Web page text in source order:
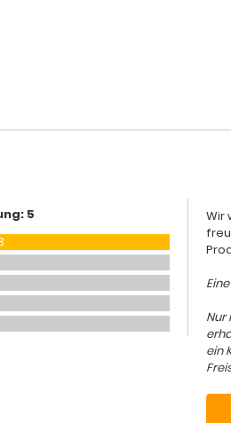
5
Wir
Nur
ein